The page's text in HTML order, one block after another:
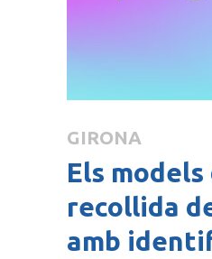
GIRONA
Els models
recollida
amb